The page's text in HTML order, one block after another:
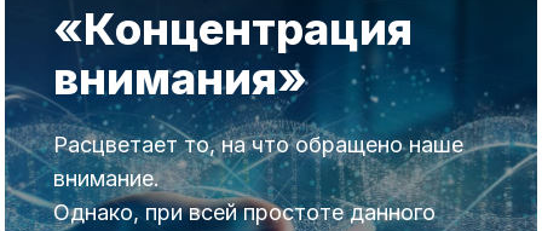
«Концентрация
внимания»
Расцветает то, на что обращено наше
внимание.
Однако, при всей простоте данного